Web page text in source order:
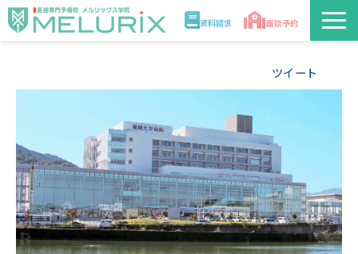
資料請求 面談予約
入学案内
合格実績・合格体験記
講師
ツイート